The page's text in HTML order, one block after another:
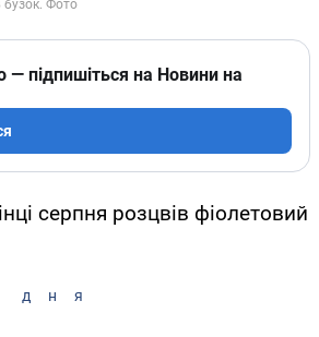
— підпишіться на Новини на
серпня розцвів фіолетовий
дня